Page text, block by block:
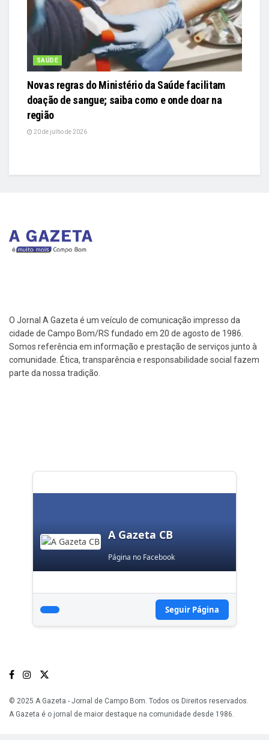
SAÚDE
Novas regras do Ministério da Saúde facilitam
doação de sangue; saiba como e onde doar na
região
20 de julho de 2026
O Jornal A Gazeta é um veículo de comunicação impresso da
cidade de Campo Bom/RS fundado em 20 de agosto de 1986.
Somos referência em informação e prestação de serviços junto à
comunidade. Ética, transparência e responsabilidade social fazem
parte da nossa tradição.
A Gazeta CB
Página no Facebook
Seguir Página
© 2025 A Gazeta - Jornal de Campo Bom. Todos os Direitos reservados.
A Gazeta é o jornal de maior destaque na comunidade desde 1986.